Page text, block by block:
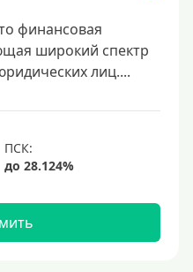
финансовая
широкий спектр
лиц....